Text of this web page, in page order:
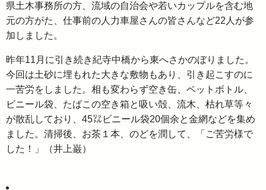
県土木事務所の方、流域の自治会や若いカップルを含む地
元の方がた、仕事前の人力車屋さんの皆さんなど22人が参
加しました。
昨年11月に引き続き紀寺中橋から東へさかのぼりました。
今回は土砂に埋もれた大きな敷物もあり、引き起こすのに
一苦労をしました。相も変わらず空き缶、ペットボトル、
ビニール袋、たばこの空き箱と吸い殻、流木、枯れ草等々
が散乱しており、45㍑ビニール袋20個余と金網などを集め
ました。清掃後、お茶１本、のどを潤して、「ご苦労様で
した！」（井上巌）